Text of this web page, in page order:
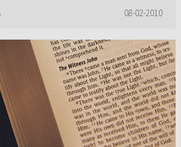
08-02-2010